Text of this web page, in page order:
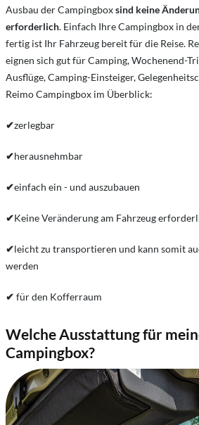
Ausbau der Campingboxsind keine
erforderlich. Einfach Ihre Campingbox in
fertig ist Ihr Fahrzeug bereit für die Reise.
eignen sich gut für Camping, Wochenend-
Ausflüge, Camping-Einsteiger,
Reimo Campingbox im Überblick:
✔zerlegbar
✔herausnehmbar
✔einfach ein - und auszubauen
✔Keine Veränderung am Fahrzeug
✔leicht zu transportieren und kann somit
werden
✔ für den Kofferraum
Welche Ausstattung für
Campingbox?